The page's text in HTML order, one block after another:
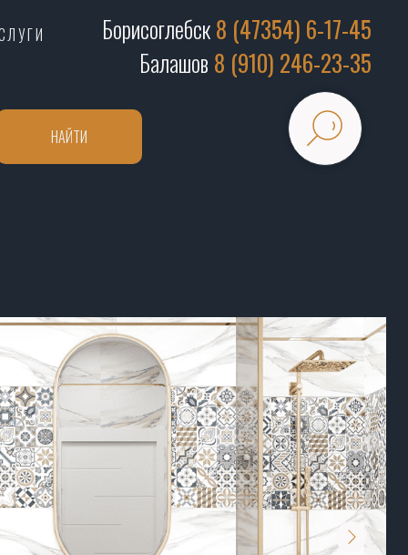
Борисоглебск8 (47354) 6-17-45
Балашов 8 (910) 246-23-35
НАЙТИ